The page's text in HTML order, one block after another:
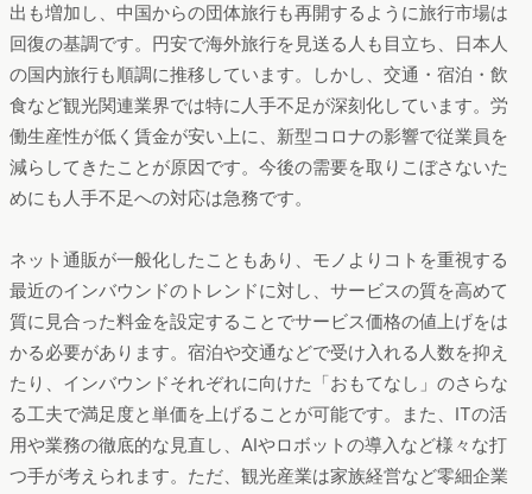
出も増加し、中国からの団体旅行も再開するように旅行市場は
回復の基調です。円安で海外旅行を見送る人も目立ち、日本人
の国内旅行も順調に推移しています。しかし、交通・宿泊・飲
食など観光関連業界では特に人手不足が深刻化しています。労
働生産性が低く賃金が安い上に、新型コロナの影響で従業員を
減らしてきたことが原因です。今後の需要を取りこぼさないた
めにも人手不足への対応は急務です。
ネット通販が一般化したこともあり、モノよりコトを重視する
最近のインバウンドのトレンドに対し、サービスの質を高めて
質に見合った料金を設定することでサービス価格の値上げをは
かる必要があります。宿泊や交通などで受け入れる人数を抑え
たり、インバウンドそれぞれに向けた「おもてなし」のさらな
る工夫で満足度と単価を上げることが可能です。また、ITの活
用や業務の徹底的な見直し、AIやロボットの導入など様々な打
つ手が考えられます。ただ、観光産業は家族経営など零細企業